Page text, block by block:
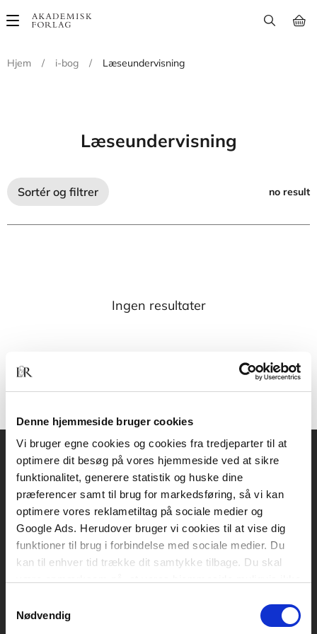
Denne hjemmeside bruger cookies
Vi bruger egne cookies og cookies fra tredjeparter til at
optimere dit besøg på vores hjemmeside ved at sikre
funktionalitet, generere statistik og huske dine
præferencer samt til brug for markedsføring, så vi kan
optimere vores reklametiltag på sociale medier og
Google Ads. Herudover bruger vi cookies til at vise dig
funktioner til brug i forbindelse med sociale medier. Du
kan til enhver tid trække dit samtykke tilbage. Du skal
tilbagetrækker et samtykke.
Nødvendig
Main
Hjem
/ i-bog / Læseundervisning
Læseundervisning
Sortér og filtrer no result
Ingen resultater
Akademisk Forlag
Vognmagergade 11
1120 København K
CVR 76351910
Kontakt kundeservice